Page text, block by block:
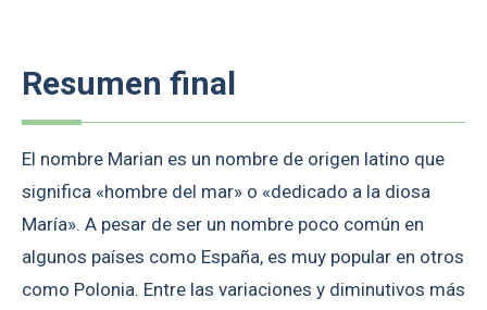
Resumen final
El nombre Marian es un nombre de origen latino que
significa «hombre del mar» o «dedicado a la diosa
María». A pesar de ser un nombre poco común en
algunos países como España, es muy popular en otros
como Polonia. Entre las variaciones y diminutivos más